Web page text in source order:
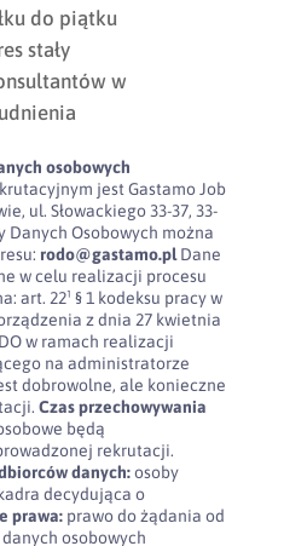
do piątku
stały
w
osobowych
jest Gastamo Job
ul. Słowackiego 33-37, 33-
Danych Osobowych można
rodo@gastamo.plDane
w celu realizacji procesu
art. 22¹ § 1 kodeksu pracy w
z dnia 27 kwietnia
w ramach realizacji
na administratorze
dobrowolne, ale konieczne
Czas przechowywania
będą
rekrutacji.
danych:osoby
decydująca o
prawa:prawo do żądania od
osobowych